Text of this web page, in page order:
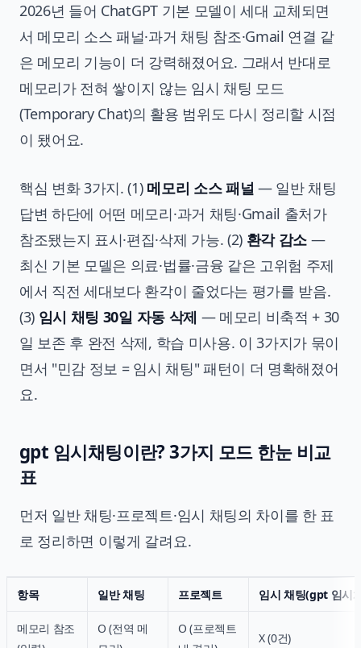
2026년 들어 ChatGPT 기본 모델이 세대 교체되면
서 메모리 소스 패널·과거 채팅 참조·Gmail 연결 같
은 메모리 기능이 더 강력해졌어요. 그래서 반대로
메모리가 전혀 쌓이지 않는 임시 채팅 모드
(Temporary Chat)의 활용 범위도 다시 정리할 시점
이 됐어요.
핵심 변화 3가지. (1) 메모리 소스 패널 — 일반 채팅
답변 하단에 어떤 메모리·과거 채팅·Gmail 출처가
참조됐는지 표시·편집·삭제 가능. (2) 환각 감소 —
최신 기본 모델은 의료·법률·금융 같은 고위험 주제
에서 직전 세대보다 환각이 줄었다는 평가를 받음.
(3) 임시 채팅 30일 자동 삭제 — 메모리 비축적 + 30
일 보존 후 완전 삭제, 학습 미사용. 이 3가지가 묶이
면서 "민감 정보 = 임시 채팅" 패턴이 더 명확해졌어
요.
gpt 임시채팅이란? 3가지 모드 한눈 비교
표
먼저 일반 채팅·프로젝트·임시 채팅의 차이를 한 표
로 정리하면 이렇게 갈려요.
항목 일반 채팅 프로젝트 임시 채팅(gpt 임시
메모리 참조
O (전역 메
O (프로젝트
X (0건)